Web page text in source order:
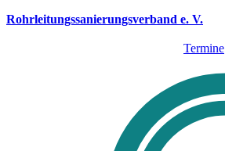
Rohrleitungssanierungsverband e. V.
Termine